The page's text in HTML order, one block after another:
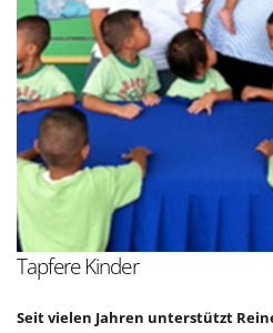
Tapfere Kinder
Seit vielen Jahren unterstützt